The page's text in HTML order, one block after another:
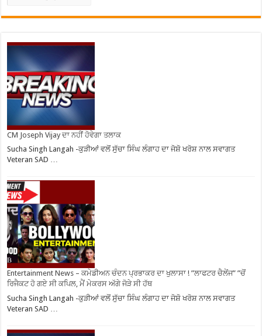
CM Joseph Vijay ਦਾ ਨਹੀਂ ਹੋਵੇਗਾ ਤਲਾਕ
Sucha Singh Langah -ਕੁੜੀਆਂ ਵਲੋਂ ਸੁੱਚਾ ਸਿੰਘ ਲੰਗਾਹ ਦਾ ਜੋਸ਼ੋ ਖਰੋਸ਼ ਨਾਲ ਸਵਾਗਤ
Veteran SAD …
Entertainment News – ਕਮੇਡੀਅਨ ਚੰਦਨ ਪ੍ਰਭਾਕਰ ਦਾ ਖੁਲਾਸਾ ! ”ਲਾਫਟਰ ਚੈਲੇਂਜ” ”ਚੋਂ
ਰਿਜੈਕਟ ਹੋ ਗਏ ਸੀ ਕਪਿਲ, ਮੈਂ ਮੇਕਰਸ ਅੱਗੇ ਜੋੜੇ ਸੀ ਹੱਥ
Sucha Singh Langah -ਕੁੜੀਆਂ ਵਲੋਂ ਸੁੱਚਾ ਸਿੰਘ ਲੰਗਾਹ ਦਾ ਜੋਸ਼ੋ ਖਰੋਸ਼ ਨਾਲ ਸਵਾਗਤ
Veteran SAD …